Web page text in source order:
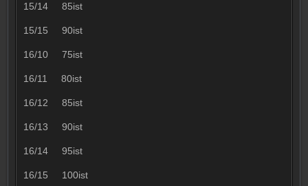
15/14 85ist
15/15 90ist
16/10 75ist
16/11 80ist
16/12 85ist
16/13 90ist
16/14 95ist
16/15 100ist